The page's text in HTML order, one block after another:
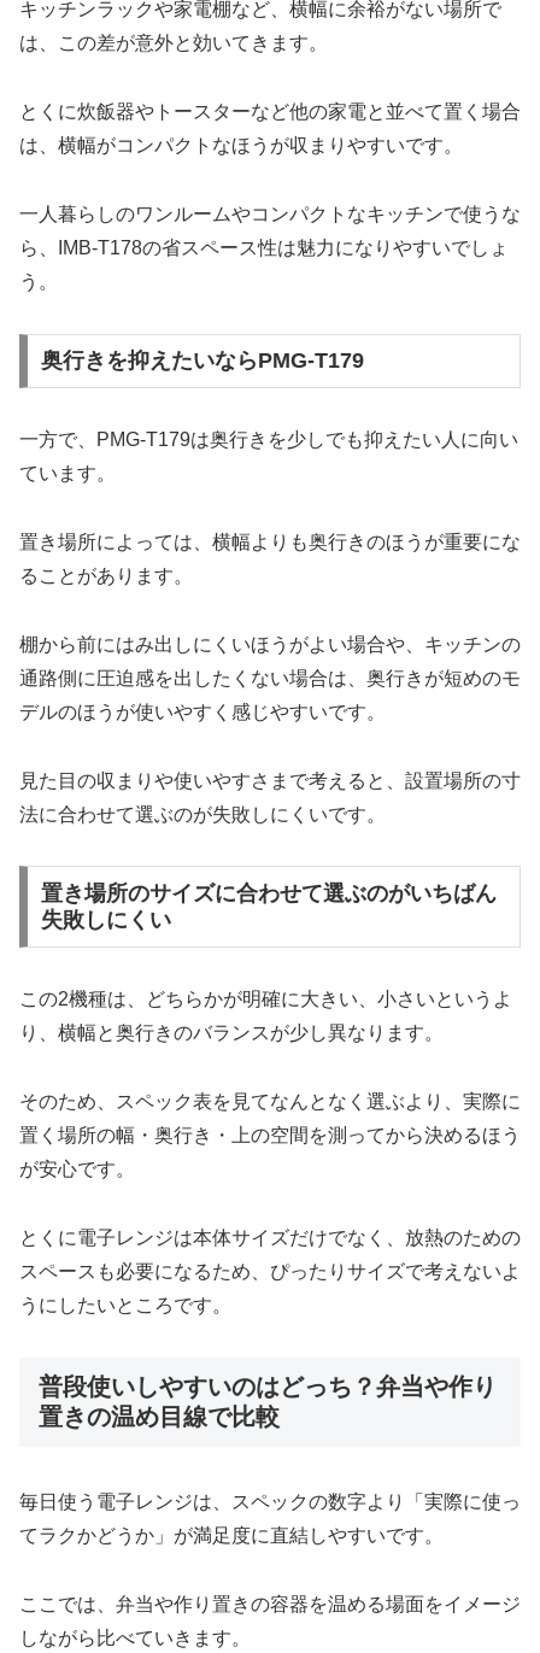
キッチンラックや家電棚など、横幅に余裕がない場所で
は、この差が意外と効いてきます。
とくに炊飯器やトースターなど他の家電と並べて置く場合
は、横幅がコンパクトなほうが収まりやすいです。
一人暮らしのワンルームやコンパクトなキッチンで使うな
ら、IMB-T178の省スペース性は魅力になりやすいでしょ
う。
奥行きを抑えたいならPMG-T179
一方で、PMG-T179は奥行きを少しでも抑えたい人に向い
ています。
置き場所によっては、横幅よりも奥行きのほうが重要にな
ることがあります。
棚から前にはみ出しにくいほうがよい場合や、キッチンの
通路側に圧迫感を出したくない場合は、奥行きが短めのモ
デルのほうが使いやすく感じやすいです。
見た目の収まりや使いやすさまで考えると、設置場所の寸
法に合わせて選ぶのが失敗しにくいです。
置き場所のサイズに合わせて選ぶのがいちばん
失敗しにくい
この2機種は、どちらかが明確に大きい、小さいというよ
り、横幅と奥行きのバランスが少し異なります。
そのため、スペック表を見てなんとなく選ぶより、実際に
置く場所の幅・奥行き・上の空間を測ってから決めるほう
が安心です。
とくに電子レンジは本体サイズだけでなく、放熱のための
スペースも必要になるため、ぴったりサイズで考えないよ
うにしたいところです。
普段使いしやすいのはどっち？弁当や作り
置きの温め目線で比較
毎日使う電子レンジは、スペックの数字より「実際に使っ
てラクかどうか」が満足度に直結しやすいです。
ここでは、弁当や作り置きの容器を温める場面をイメージ
しながら比べていきます。